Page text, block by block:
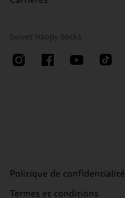
Suivez Happy Socks
Politique de confidentialité
Termes et conditions